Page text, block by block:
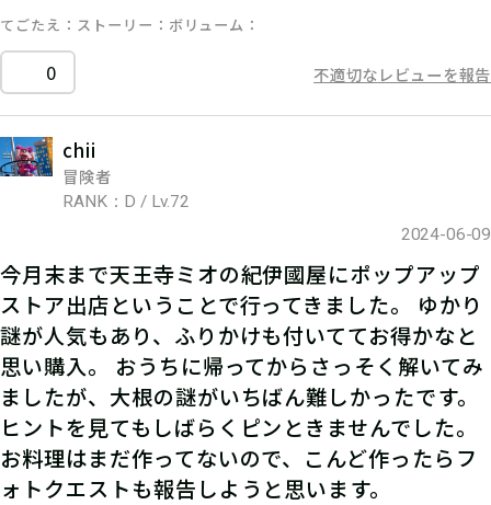
てごたえ ストーリー ボリューム
0 不適切なレビューを報告
chii
冒険者
RANK：D / Lv.72
2024-06-09
今月末まで天王寺ミオの紀伊國屋にポップアップ
ストア出店ということで行ってきました。 ゆかり
謎が人気もあり、ふりかけも付いててお得かなと
思い購入。 おうちに帰ってからさっそく解いてみ
ましたが、大根の謎がいちばん難しかったです。
ヒントを見てもしばらくピンときませんでした。
お料理はまだ作ってないので、こんど作ったらフ
ォトクエストも報告しようと思います。